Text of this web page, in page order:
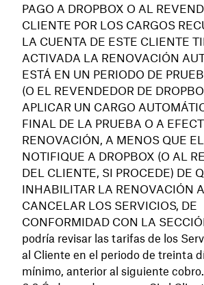
PAGO A DROPBOX O AL
CLIENTE POR LOS CARGOS
LA CUENTA DE ESTE CLIENTE
ACTIVADA LA RENOVACIÓN
ESTÁ EN UN PERIODO DE
(O EL REVENDEDOR DE
APLICAR UN CARGO
FINAL DE LA PRUEBA O A
RENOVACIÓN, A MENOS QUE
NOTIFIQUE A DROPBOX (O AL
DEL CLIENTE, SI PROCEDE) DE
INHABILITAR LA RENOVACIÓN
CANCELAR LOS SERVICIOS, DE
CONFORMIDAD CON LA
podría revisar las tarifas de los
al Cliente en el periodo de treinta
mínimo, anterior al siguiente cobro.